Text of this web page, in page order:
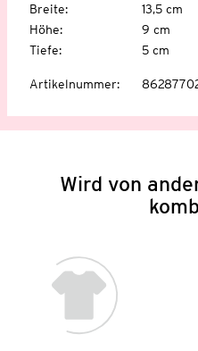
Breite:
13,5 cm
Höhe:
9 cm
Tiefe: 5 cm
Artikelnummer:
Wird von